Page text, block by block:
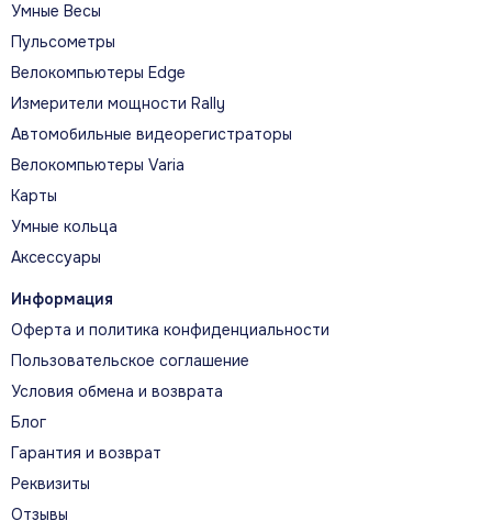
Умные Весы
Пульсометры
Велокомпьютеры Edge
Измерители мощности Rally
Автомобильные видеорегистраторы
Велокомпьютеры Varia
Карты
Умные кольца
Аксессуары
Информация
Оферта и политика конфиденциальности
Пользовательское соглашение
Условия обмена и возврата
Блог
Гарантия и возврат
Реквизиты
Отзывы